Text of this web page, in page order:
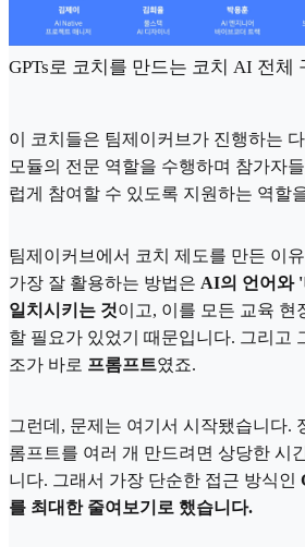
GPTs로 코치를 만드는 코치 AI 전체
이 코치들은 팀제이커브가 진행하는
모듈의 전문 역할을 수행하며 참가자
럽게 참여할 수 있도록 지원하는 역할
팀제이커브에서 코치 제도를 만든 이
가장 잘 활용하는 방법은 AI의 언어와 '
일치시키는 것이고, 이를 모든 교육 현
할 필요가 있었기 때문입니다. 그리고
조가 바로 프롬프트였죠.
그런데, 문제는 여기서 시작됐습니다.
롬프트를 여러 개 만드려면 상당한 시
니다. 그래서 가장 단순한 접근 방식인
를 최대한 줄여보기로 했습니다.